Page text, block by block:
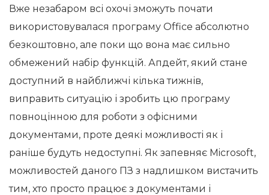
Вже незабаром всі охочі зможуть почати
використовувалася програму Office абсолютно
безкоштовно, але поки що вона має сильно
обмежений набір функцій. Апдейт, який стане
доступний в найближчі кілька тижнів,
виправить ситуацію і зробить цю програму
повноцінною для роботи з офісними
документами, проте деякі можливості як і
раніше будуть недоступні. Як запевняє Microsoft,
можливостей даного ПЗ з надлишком вистачить
тим, хто просто працює з документами і